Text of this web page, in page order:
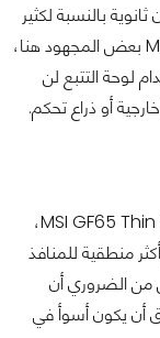
بالنسبة لكثير
من المستخدمين ولكن كان من المهم أن تبذل MSI بعض المجهود هنا،
لوحة التتبع لن
أو ذراع تحكم.
على عكس توزيع المنافذ السيئ في حاسب MSI GF65 Thin 9SD،
منطقية للمنافذ
من الضروري أن
أن يكون أسوأ في